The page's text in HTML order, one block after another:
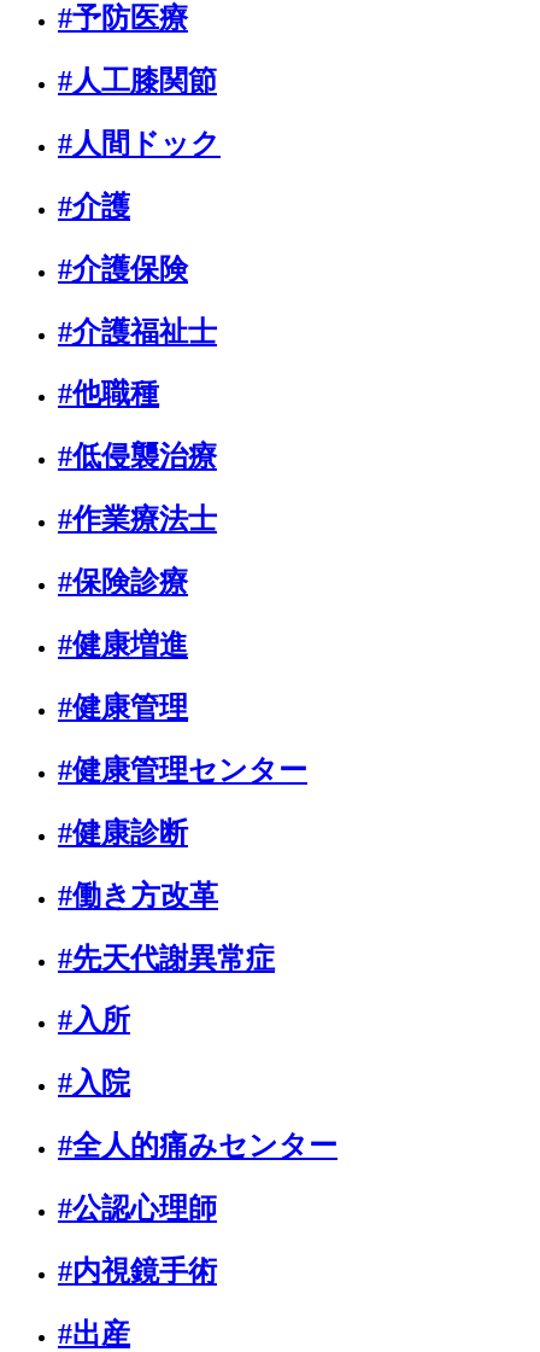
#予防医療
#人工膝関節
#人間ドック
#介護
#介護保険
#介護福祉士
#他職種
#低侵襲治療
#作業療法士
#保険診療
#健康増進
#健康管理
#健康管理センター
#健康診断
#働き方改革
#先天代謝異常症
#入所
#入院
#全人的痛みセンター
#公認心理師
#内視鏡手術
#出産